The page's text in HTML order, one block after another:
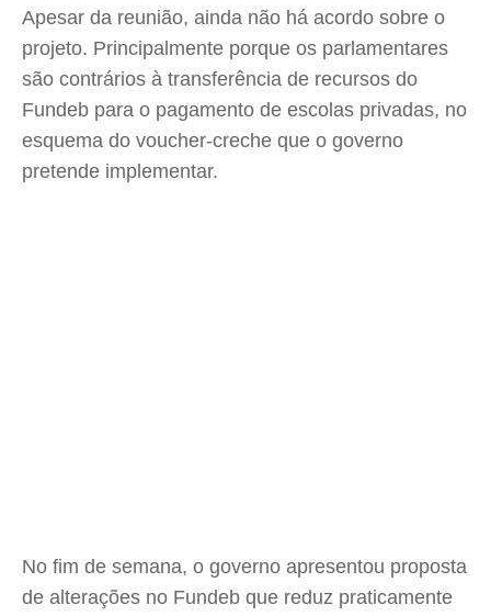
Apesar da reunião, ainda não há acordo sobre o
projeto. Principalmente porque os parlamentares
são contrários à transferência de recursos do
Fundeb para o pagamento de escolas privadas, no
esquema do voucher-creche que o governo
pretende implementar.
No fim de semana, o governo apresentou proposta
de alterações no Fundeb que reduz praticamente